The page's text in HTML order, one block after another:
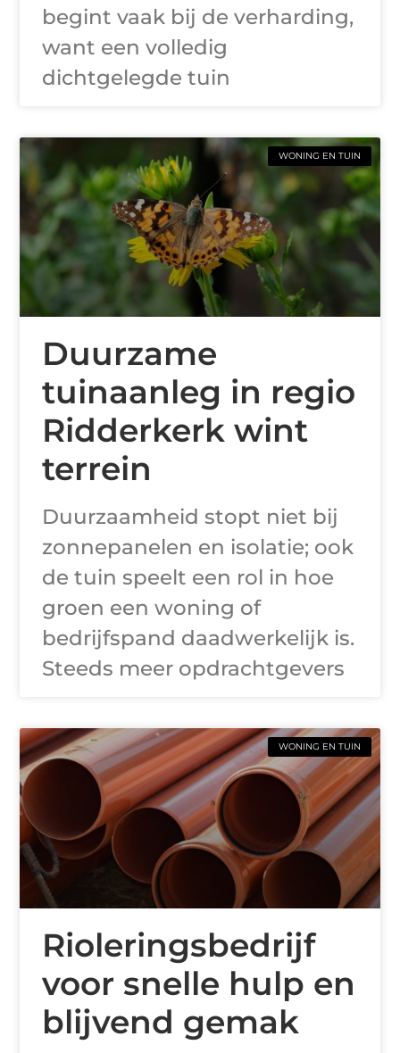
begint vaak bij de verharding,
want een volledig
dichtgelegde tuin
WONING EN TUIN
Duurzame
tuinaanleg in regio
Ridderkerk wint
terrein
Duurzaamheid stopt niet bij
zonnepanelen en isolatie; ook
de tuin speelt een rol in hoe
groen een woning of
bedrijfspand daadwerkelijk is.
Steeds meer opdrachtgevers
WONING EN TUIN
Rioleringsbedrijf
voor snelle hulp en
blijvend gemak